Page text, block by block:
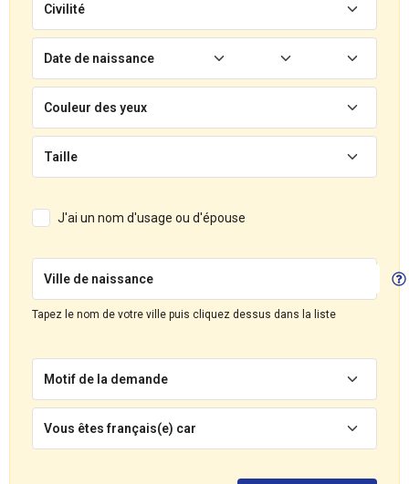
Civilité
Date de naissance
Couleur des yeux
Taille
J'ai un nom d'usage ou d'épouse
Ville de naissance
Tapez le nom de votre ville puis cliquez dessus dans la liste
Motif de la demande
Vous êtes français(e) car